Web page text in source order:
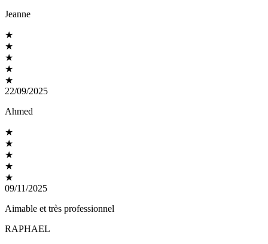
Jeanne
★
★
★
★
★
22/09/2025
Ahmed
★
★
★
★
★
09/11/2025
Aimable et très professionnel
RAPHAEL